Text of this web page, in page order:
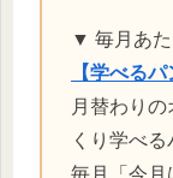
▼ 毎月あた
【学べる
月替わり
くり学べ
毎月「今月